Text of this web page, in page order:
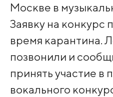
Москве в
Заявку на конкурс
время карантина.
позвонили и
принять участие в
вокального